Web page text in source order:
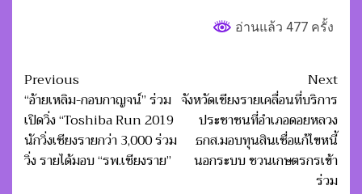
อ่านแล้ว 477 ครั้ง
Post
navigation
Previous
“อ้ายเหลิม-กอบกาญจน์” ร่วม
เปิดวิ่ง “Toshiba Run 2019
นักวิ่งเชียงรายกว่า 3,000 ร่วม
วิ่ง รายได้มอบ “รพ.เชียงราย”
Next
จังหวัดเชียงรายเคลื่อนที่บริการ
ประชาชนที่อำเภอดอยหลวง
ธกส.มอบทุนสินเชื่อแก้ไขหนี้
นอกระบบ ชวนเกษตรกรเข้า
ร่วม